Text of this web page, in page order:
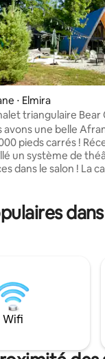
sur la base de 102
⋅ Elmira
triangulaire Bear
avons une belle
pieds carrés !
un système de
dans le salon ! La
côte à côte !
à utiliser (à
restaurants
stations de ski et
d'une journée !
à 90 jets pour une
Wifi